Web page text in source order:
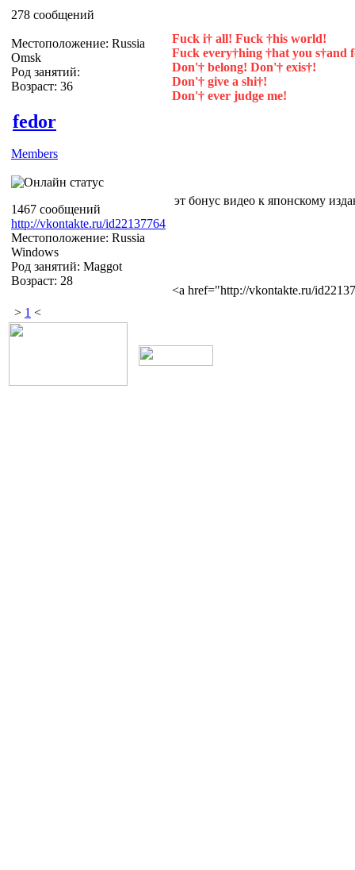
278 сообщений
Местоположение: Russia
Omsk
Род занятий:
Возраст: 36
Fuck i† all! Fuck †his world!
Fuck every†hing †hat you s†and
Don'† belong! Don'† exis†!
Don'† give a shi†!
Don'† ever judge me!
fedor
Members
1467 сообщений
http://vkontakte.ru/id22137764
Местоположение: Russia
Windows
Род занятий: Maggot
Возраст: 28
эт бонус видео к японскому
<a href="http://vkontakte.ru/
> 1 <